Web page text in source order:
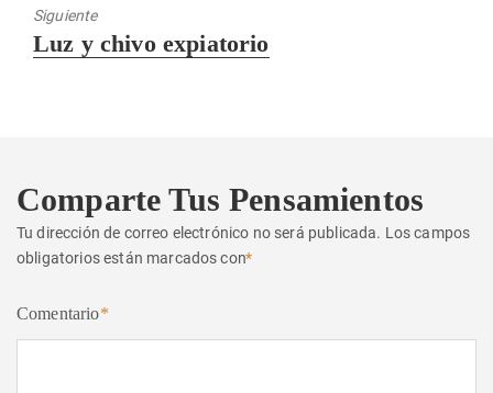
Siguiente
Entrada
Luz y chivo expiatorio
Comparte Tus Pensamientos
Tu dirección de correo electrónico no será publicada. Los campos
obligatorios están marcados con*
Comentario*